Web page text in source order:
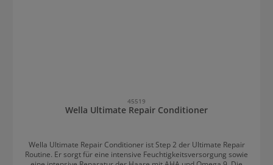
45519
Wella Ultimate Repair Conditioner
Wella Ultimate Repair Conditioner ist Step 2 der Ultimate Repair
Routine. Er sorgt für eine intensive Feuchtigkeitsversorgung sowie